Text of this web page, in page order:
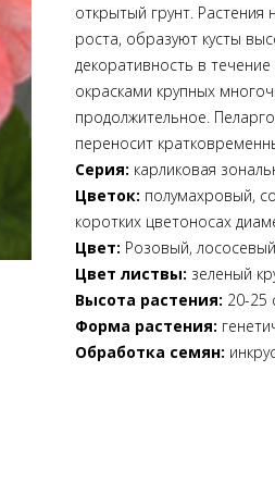
открытый грунт.
роста, образуют кусты
декоративность в
окрасками крупных
продолжительное.
переносит
Серия: карликовая
Цветок: полумахровый,
коротких цветоносах
Цвет: Розовый, лососевый
Цвет листвы: зеленый
Высота растения: 20-25
Форма растения:
Обработка семян: